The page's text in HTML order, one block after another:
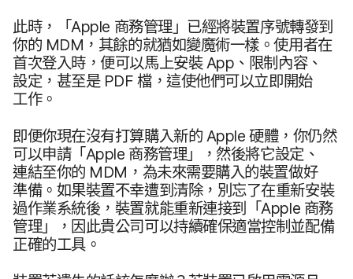
此​時，​「Apple 商務​管理」​已經​將​裝置序號轉發到​
你​的 MDM ，​其餘​的​就猶​如變​魔術​一樣。​使用​者​在​
首次​登入​時，​便​可以​馬​上​安裝App 、​限制​內容、​
設定，​甚至​是PDF檔，​這​使​他們​可以​立即​開始​
工作。
即​便​你​現在​沒有​打算​購入​新​的 Apple硬體，​你​仍然​
可以​申請​「Apple 商務​管理」，​然後​將​它​設定、​
連結​至​你​的 MDM ，​為​未來​需要​購入​的​裝置​做好​
準備。​如果​裝置​不幸​遭到​清除，​別忘​了​在​重新​安裝​
過​作業​系統​後，​裝置​就​能​重新​連接到​「Apple 商務​
管理」，​因此​貴​公司​可以​持續確​保​適當控制​並​配備​
正確​的​工具。